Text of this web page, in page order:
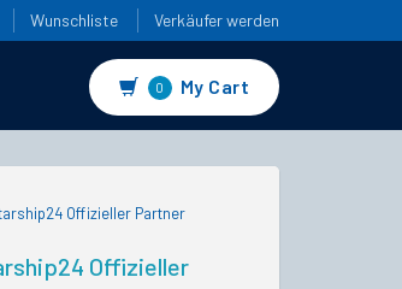
Wunschliste Verkäufer werden
0 My Cart
Offizieller